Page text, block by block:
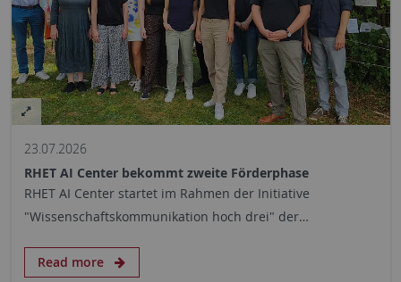
23.07.2026
RHET AI Center bekommt zweite Förderphase
RHET AI Center startet im Rahmen der Initiative
"Wissenschaftskommunikation hoch drei" der…
Read more